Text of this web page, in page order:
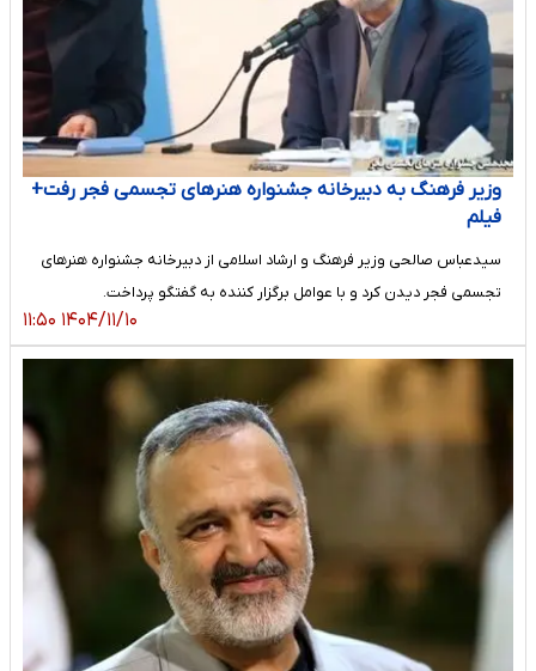
وزیر فرهنگ به دبیرخانه جشنواره هنرهای تجسمی فجر رفت+
فیلم
سیدعباس صالحی وزیر فرهنگ و ارشاد اسلامی از دبیرخانه جشنواره هنرهای
تجسمی فجر دیدن کرد و با عوامل برگزار کننده به گفتگو پرداخت.
۱۴۰۴/۱۱/۱۰ ۱۱:۵۰